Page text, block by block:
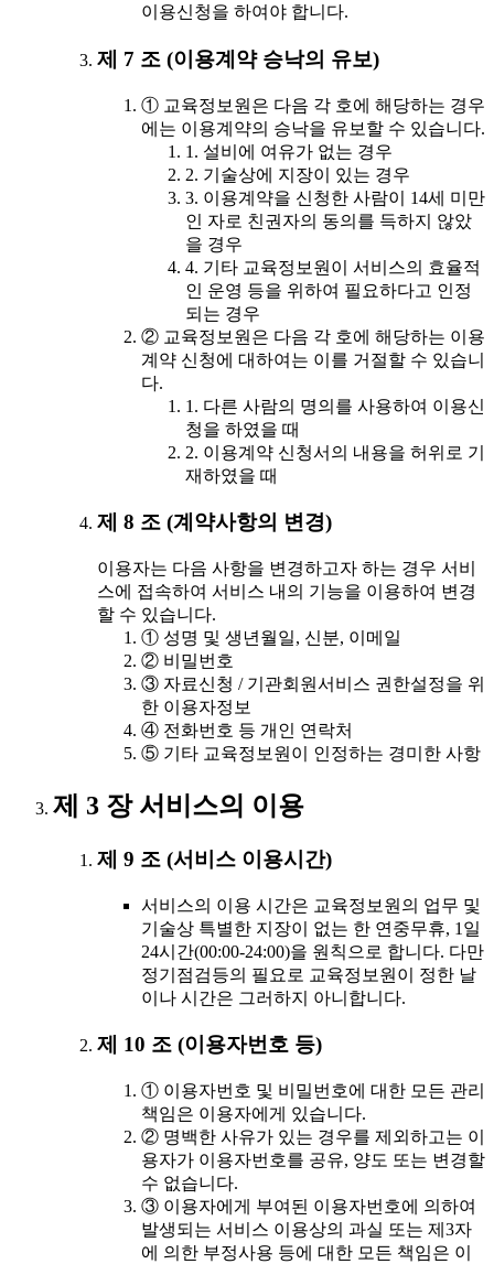
이용신청을 하여야 합니다.
제 7 조 (이용계약 승낙의 유보)
① 교육정보원은 다음 각 호에 해당하는 경우
에는 이용계약의 승낙을 유보할 수 있습니다.
1. 설비에 여유가 없는 경우
2. 기술상에 지장이 있는 경우
3. 이용계약을 신청한 사람이 14세 미만
인 자로 친권자의 동의를 득하지 않았
을 경우
4. 기타 교육정보원이 서비스의 효율적
인 운영 등을 위하여 필요하다고 인정
되는 경우
② 교육정보원은 다음 각 호에 해당하는 이용
계약 신청에 대하여는 이를 거절할 수 있습니
다.
1. 다른 사람의 명의를 사용하여 이용신
청을 하였을 때
2. 이용계약 신청서의 내용을 허위로 기
재하였을 때
제 8 조 (계약사항의 변경)
이용자는 다음 사항을 변경하고자 하는 경우 서비
스에 접속하여 서비스 내의 기능을 이용하여 변경
할 수 있습니다.
① 성명 및 생년월일, 신분, 이메일
② 비밀번호
③ 자료신청 / 기관회원서비스 권한설정을 위
한 이용자정보
④ 전화번호 등 개인 연락처
⑤ 기타 교육정보원이 인정하는 경미한 사항
제 3 장 서비스의 이용
제 9 조 (서비스 이용시간)
서비스의 이용 시간은 교육정보원의 업무 및
기술상 특별한 지장이 없는 한 연중무휴, 1일
24시간(00:00-24:00)을 원칙으로 합니다. 다만
정기점검등의 필요로 교육정보원이 정한 날
이나 시간은 그러하지 아니합니다.
제 10 조 (이용자번호 등)
① 이용자번호 및 비밀번호에 대한 모든 관리
책임은 이용자에게 있습니다.
② 명백한 사유가 있는 경우를 제외하고는 이
용자가 이용자번호를 공유, 양도 또는 변경할
수 없습니다.
③ 이용자에게 부여된 이용자번호에 의하여
발생되는 서비스 이용상의 과실 또는 제3자
에 의한 부정사용 등에 대한 모든 책임은 이